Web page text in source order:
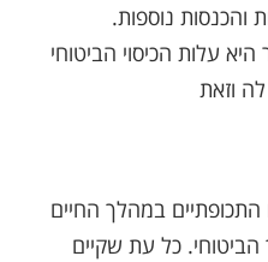
נוספות.
עלות הכיסוי הביטוחי
וזאת
התכופתיים במהלך החיים
כל עת שקיים